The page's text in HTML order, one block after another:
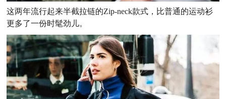
这两年流行起来半截拉链的Zip-neck款式，比普通的运动衫
更多了一份时髦劲儿。